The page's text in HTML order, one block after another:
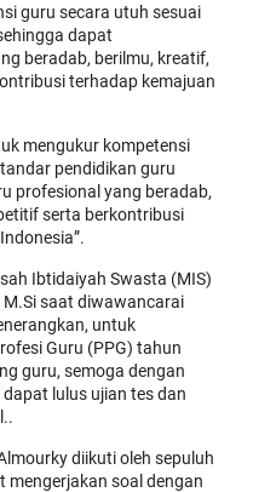
guru secara utuh sesuai
dapat
beradab, berilmu, kreatif,
terhadap kemajuan
mengukur kompetensi
pendidikan guru
profesional yang beradab,
serta berkontribusi
Ibtidaiyah Swasta (MIS)
M.Si saat diwawancarai
untuk
Guru (PPG) tahun
guru, semoga dengan
lulus ujian tes dan
diikuti oleh sepuluh
mengerjakan soal dengan